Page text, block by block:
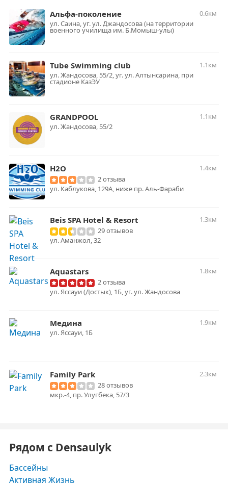
Альфа-поколение
0.6км
ул. Саина, уг. ул. Джандосова (на территории
военного училища им. Б.Момыш-улы)
Tube Swimming club
1.1км
ул. Жандосова, 55/2, уг. ул. Алтынсарина, при
стадионе КазЭУ
GRANDPOOL
1.1км
ул. Жандосова, 55/2
H2O
1.4км
2 отзыва
ул. Каблукова, 129А, ниже пр. Аль-Фараби
Beis SPA Hotel & Resort
1.3км
29 отзывов
ул. Аманжол, 32
Aquastars
1.8км
2 отзыва
ул. Яссауи (Достык), 1Б, уг. ул. Жандосова
Медина
1.9км
ул. Яссауи, 1Б
Family Park
2.3км
28 отзывов
мкр.-4, пр. Улугбека, 57/3
Рядом с Densaulyk
Бассейны
Активная Жизнь